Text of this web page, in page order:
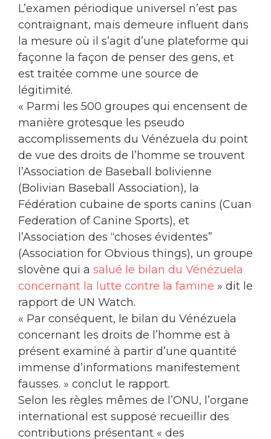
L’examen périodique universel n’est pas
contraignant, mais demeure influent dans
la mesure où il s’agit d’une plateforme qui
façonne la façon de penser des gens, et
est traitée comme une source de
légitimité.
« Parmi les 500 groupes qui encensent de
manière grotesque les pseudo
accomplissements du Vénézuela du point
de vue des droits de l’homme se trouvent
l’Association de Baseball bolivienne
(Bolivian Baseball Association), la
Fédération cubaine de sports canins (Cuan
Federation of Canine Sports), et
l’Association des “choses évidentes”
(Association for Obvious things), un groupe
slovène qui a salué le bilan du Vénézuela
concernant la lutte contre la famine » dit le
rapport de UN Watch.
« Par conséquent, le bilan du Vénézuela
concernant les droits de l’homme est à
présent examiné à partir d’une quantité
immense d’informations manifestement
fausses. » conclut le rapport.
Selon les règles mêmes de l’ONU, l’organe
international est supposé recueillir des
contributions présentant « des